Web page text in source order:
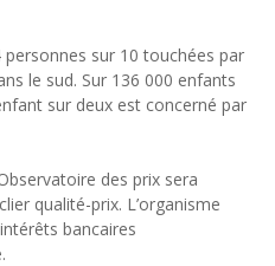
sur 10 touchées par
le sud. Sur 136 000 enfants
sur deux est concerné par
des prix sera
qualité-prix. L’organisme
bancaires